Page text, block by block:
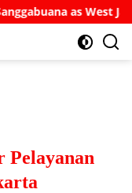
as West Java’s
Pelayanan